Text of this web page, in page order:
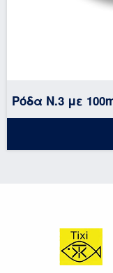
Ρόδα N.3 με